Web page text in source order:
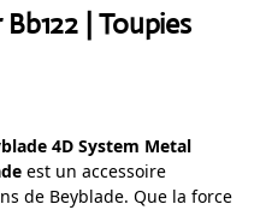
| Toupies
4D System Metal
est un accessoire
de Beyblade. Que la force